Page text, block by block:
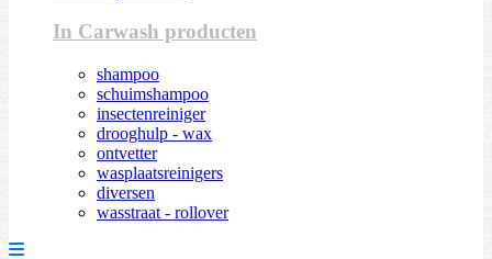
In Carwash producten
shampoo
schuimshampoo
insectenreiniger
drooghulp - wax
ontvetter
wasplaatsreinigers
diversen
wasstraat - rollover